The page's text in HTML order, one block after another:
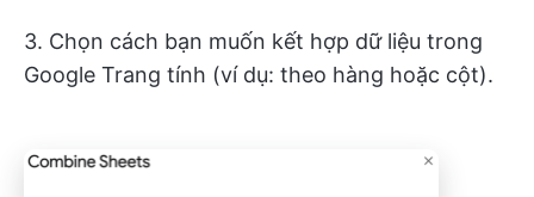
3. Chọn cách bạn muốn kết hợp dữ liệu trong
Google Trang tính (ví dụ: theo hàng hoặc cột).